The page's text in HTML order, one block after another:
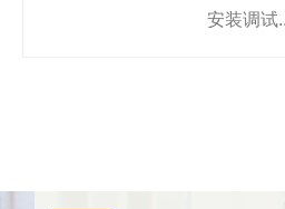
安装调试